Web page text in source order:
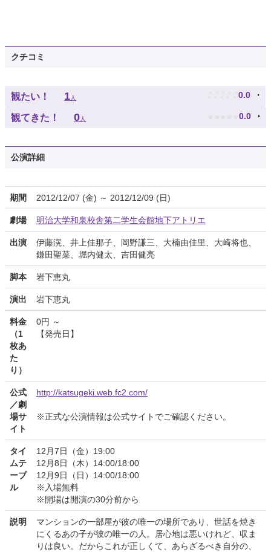
クチコミ
観たい！ 1人 ♪ ♪ ♪ ♪ ♪ 0.0
観てきた！ 0人 ★ ★ ★ ★ ★ 0.0
公演詳細
期間 2012/12/07 (金) ～ 2012/12/09 (日)
劇場 明治大学和泉校舎第二学生会館地下アトリエ
出演
伊藤滉、井上佳那子、岡野謙三、大楠由佳里、大崎将也、
鎌田聖菜、堀内健太、吉田健亮
脚本 岩下恵丸
演出 岩下恵丸
料金
（1
枚あ
た
り）
0円 ～
【発売日】
公式
／劇
場サ
イト
http://katsugeki.web.fc2.com/
※正式な公演情報は公式サイトでご確認ください。
タイ
ムテ
ーブ
ル
12月7日（金）19:00
12月8日（木）14:00/18:00
12月9日（日）14:00/18:00
※入場無料
※開場は開演の30分前から
説明
マンションの一部屋が彼の唯一の場所であり、世話を焼き
にくるあの子が彼の唯一の人。居心地は悪いけれど、収ま
りは良い。だからこれが正しくて、あらざるべき自分の、